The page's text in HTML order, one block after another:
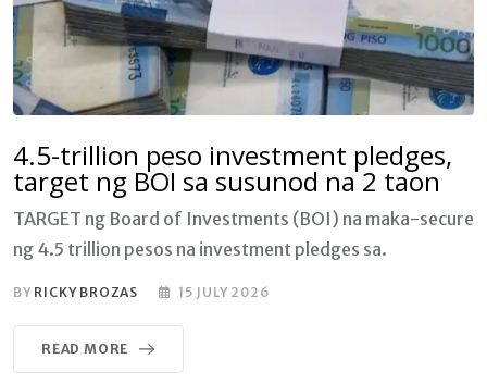
4.5-trillion peso investment pledges,
target ng BOI sa susunod na 2 taon
TARGET ng Board of Investments (BOI) na maka-secure
ng 4.5 trillion pesos na investment pledges sa.
BY RICKY BROZAS 15 JULY 2026
READ MORE